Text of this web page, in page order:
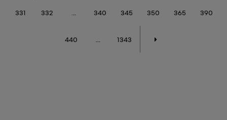
331 332 340 345 350 365 390
440 1343